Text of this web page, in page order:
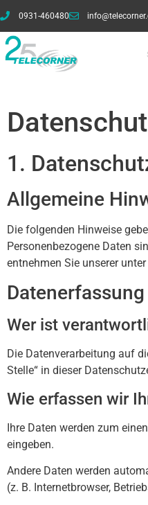
0931-460480
1.
Allgemeine
Die folgenden Hinweise
Personenbezogene Daten
entnehmen Sie unserer
Wer ist
Die Datenverarbeitung auf
Stelle“ in dieser
Wie erfassen wir
Ihre Daten werden zum
eingeben.
Andere Daten werden
(z. B. Internetbrowser,